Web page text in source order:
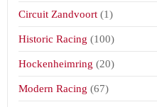
Circuit Zandvoort (1)
Historic Racing (100)
Hockenheimring (20)
Modern Racing (67)